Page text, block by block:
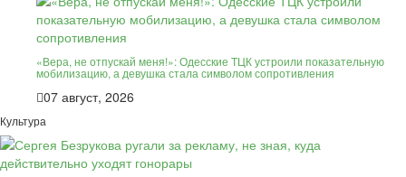
«Вера, не отпускай меня!»: Одесские ТЦК устроили показательную
мобилизацию, а девушка стала символом сопротивления
07 август, 2026
Культура